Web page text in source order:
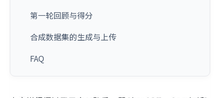
第一轮回顾与得分
合成数据集的生成与上传
FAQ